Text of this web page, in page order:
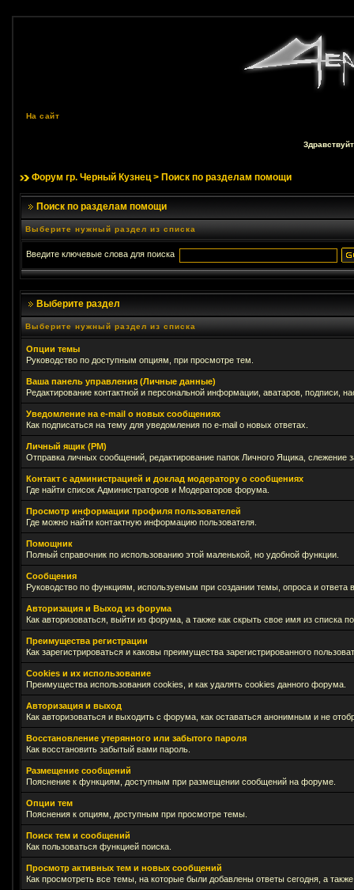
На сайт
Форум гр. Черный Кузнец> Поиск по разделам помощи
Поиск по разделам помощи
Выберите нужный раздел из списка
Введите ключевые слова для поиска
Выберите раздел
Выберите нужный раздел из списка
Опции темы
Руководство по доступным опциям, при просмотре тем.
Ваша панель управления (Личные данные)
Редактирование контактной и персональной информации, аватаров, подписи,
Уведомление на e-mail о новых сообщениях
Как подписаться на тему для уведомления по e-mail о новых ответах.
Личный ящик (PM)
Отправка личных сообщений, редактирование папок Личного Ящика,
Контакт с администрацией и доклад модератору о сообщениях
Где найти список Администраторов и Модераторов форума.
Просмотр информации профиля пользователей
Где можно найти контактную информацию пользователя.
Помощник
Полный справочник по использованию этой маленькой, но удобной функции.
Сообщения
Руководство по функциям, используемым при создании темы, опроса и ответа
Авторизация и Выход из форума
Как авторизоваться, выйти из форума, а также как скрыть свое имя из списка
Преимущества регистрации
Как зарегистрироваться и каковы преимущества зарегистрированного
Cookies и их использование
Преимущества использования cookies, и как удалять cookies данного форума.
Авторизация и выход
Как авторизоваться и выходить с форума, как оставаться анонимным и не
Восстановление утерянного или забытого пароля
Как восстановить забытый вами пароль.
Размещение сообщений
Пояснение к функциям, доступным при размещении сообщений на форуме.
Опции тем
Пояснения к опциям, доступным при просмотре темы.
Поиск тем и сообщений
Как пользоваться функцией поиска.
Просмотр активных тем и новых сообщений
Как просмотреть все темы, на которые были добавлены ответы сегодня, а